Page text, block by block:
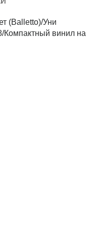
(Balletto)/Уни
Компактный винил на